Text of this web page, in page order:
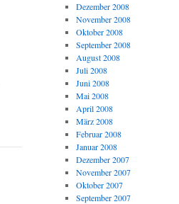
Dezember 2008
November 2008
Oktober 2008
September 2008
August 2008
Juli 2008
Juni 2008
Mai 2008
April 2008
März 2008
Februar 2008
Januar 2008
Dezember 2007
November 2007
Oktober 2007
September 2007